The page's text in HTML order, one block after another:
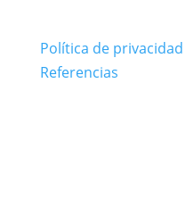
Política de privacidad
Referencias